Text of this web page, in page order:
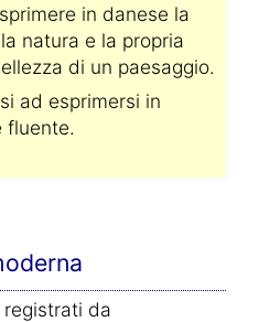
in danese la
natura e la propria
di un paesaggio.
ad esprimersi in
fluente.
da